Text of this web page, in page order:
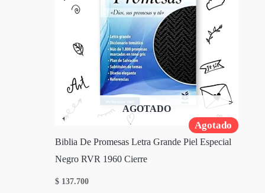
Agotado
AGOTADO
Biblia De Promesas Letra Grande Piel Especial
Negro RVR 1960 Cierre
$ 137.700